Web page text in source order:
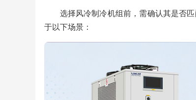
选择风冷制冷机组前，需确认其是否
于以下场景：